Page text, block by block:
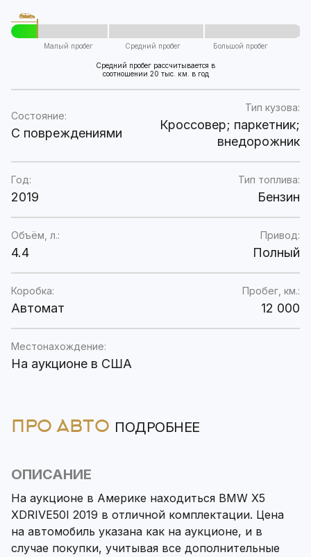
Малый пробег Средний пробег Большой пробег
Средний пробег рассчитывается в
соотношении 20 тыс. км. в год
Состояние:
C повреждениями
Тип кузова:
Кроссовер; паркетник;
внедорожник
Год:
2019
Тип топлива:
Бензин
Объём, л.:
4.4
Привод:
Полный
Коробка:
Автомат
Пробег, км.:
12 000
Местонахождение:
На аукционе в США
ПРО АВТО ПОДРОБНЕЕ
ОПИСАНИЕ
На аукционе в Америке находиться BMW X5
XDRIVE50I 2019 в отличной комплектации. Цена
на автомобиль указана как на аукционе, и в
случае покупки, учитывая все дополнительные